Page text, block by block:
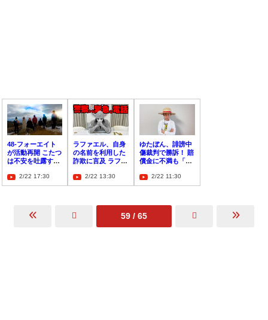
48-フォーエイト
が活動再開 こたつ
は不安を吐露する
に証明したい」
2/22 17:30
ラファエル、自身
の名前を利用した
詐欺に言及 ラファ
偽物と注意促す
2/22 13:30
ゆたぼん、誹謗中
傷裁判で勝訴！ 賠
償金に不満も「お
い」2/22 11:30
59 / 65